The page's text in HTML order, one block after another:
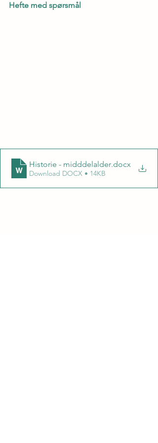
Hefte med spørsmål
Historie - midddelalder.docx
Download DOCX • 14KB